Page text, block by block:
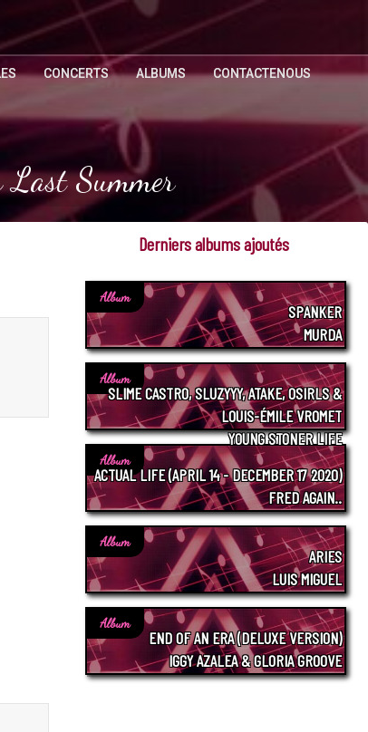
CONCERTS ALBUMS CONTACTENOUS
Summer
Derniers albums ajoutés
Album
SPANKER
MURDA
Album
SLIME CASTRO, SLUZYYY, ATAKE, OSIRLS &
LOUIS-ÉMILE VROMET
YOUNG STONER LIFE
Album
ACTUAL LIFE (APRIL 14 - DECEMBER 17 2020)
FRED AGAIN..
Album
ARIES
LUIS MIGUEL
Album
END OF AN ERA (DELUXE VERSION)
IGGY AZALEA & GLORIA GROOVE